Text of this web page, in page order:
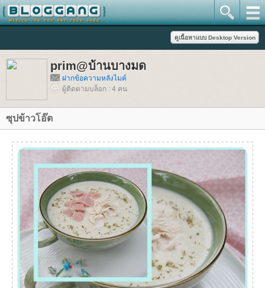
prim@บ้านบางมด
ฝากข้อความหลังไมค์
ผู้ติดตามบล็อก : 4 คน
ซุปข้าวโอ๊ต